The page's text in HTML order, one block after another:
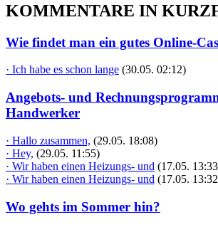
KOMMENTARE IN
Wie findet man ein gutes Online-
· Ich habe es schon lange (30.05. 02:12)
Angebots- und
Handwerker
· Hallo zusammen, (29.05. 18:08)
· Hey, (29.05. 11:55)
· Wir haben einen Heizungs- und (17.05.
· Wir haben einen Heizungs- und (17.05.
Wo gehts im Sommer hin?